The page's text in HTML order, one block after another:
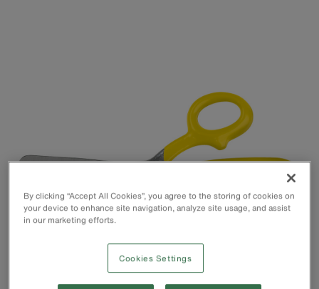
By clicking “Accept All Cookies”, you agree to the storing of cookies on
your device to enhance site navigation, analyze site usage, and assist
in our marketing efforts.
Cookies Settings